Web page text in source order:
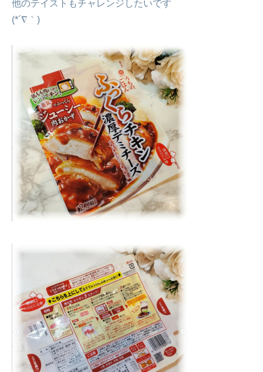
他のテイストもチャレンジしたいです
(*´∇｀)